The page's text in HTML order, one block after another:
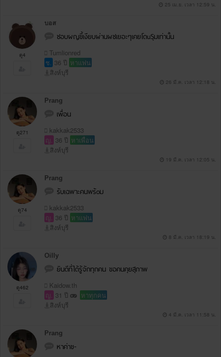
25 เม.ย. เวลา 12:59 น.
ดู4
บอส
ชอบผญขี้เงียบผ่านผชเยอะๆเคยโดuSุมเท่านั้น
Tumlionred
ช. 36 ปี หาแฟน
สิงห์บุรี
26 มี.ค. เวลา 12:18 น.
ดู271
Prang
เพื่อน
kakkak2533
ญ. 36 ปี หาเพื่อน
สิงห์บุรี
19 มี.ค. เวลา 12:05 น.
ดู74
Prang
รับเฉพาะคนพร้oม
kakkak2533
ญ. 36 ปี หาแฟน
สิงห์บุรี
8 มี.ค. เวลา 18:19 น.
ดู462
Oilly
ยินดีที่ได้รู้จักทุกคน ขอคนคุยสุภาพ
Kaidow.th
ญ. 31 ปี
หาทุกคน
สิงห์บุรี
4 มี.ค. เวลา 11:58 น.
Prang
หาค่าข-